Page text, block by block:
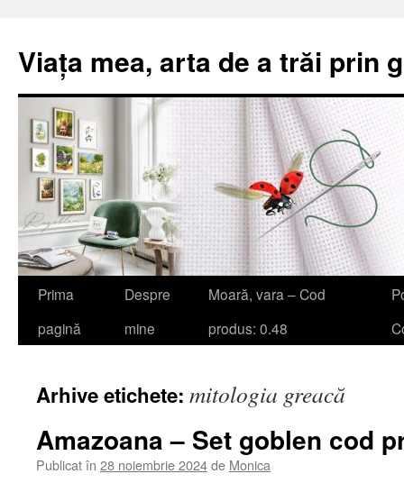
Viața mea, arta de a trăi prin
Sari
Prima
pagină
Despre
mine
Moară, vara – Cod
produs: 0.48
Arhive etichete: mitologia greacă
Amazoana – Set goblen cod
Publicat în 28 noiembrie 2024de Monica